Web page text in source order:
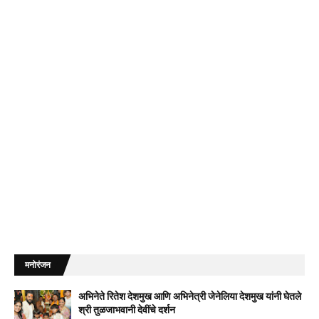
मनोरंजन
अभिनेते रितेश देशमुख आणि अभिनेत्री जेनेलिया देशमुख यांनी घेतले
श्री तुळजाभवानी देवींचे दर्शन